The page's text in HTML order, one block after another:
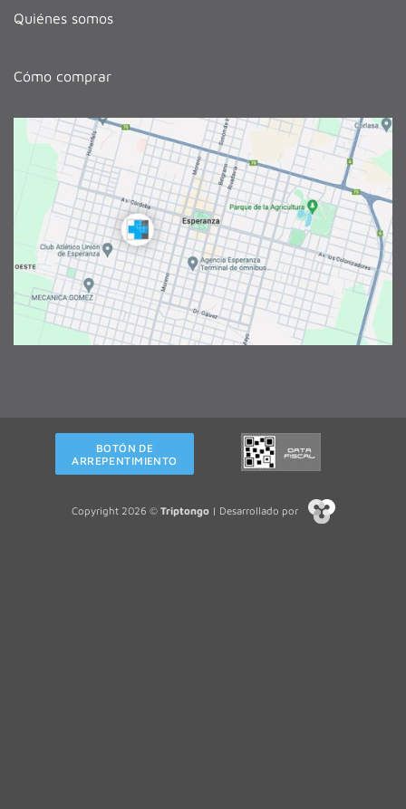
Quiénes somos
Cómo comprar
BOTÓN DE
ARREPENTIMIENTO
Copyright 2026 © Triptongo| Desarrollado por